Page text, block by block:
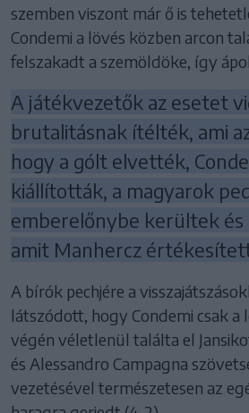
szemben viszont már ő is
Condemi a lövés közben arcon
felszakadt a szemöldöke, így
A játékvezetők az esetet
brutalitásnak ítélték, ami
hogy a gólt elvették,
kiállították, a magyarok
emberelőnybe kerültek
amit Manhercz
A bírók pechjére a
látszódott, hogy Condemi csak
végén véletlenül találta el
és Alessandro Campagna
vezetésével természetesen az